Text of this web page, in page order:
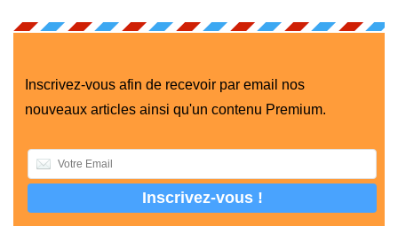
Inscrivez-vous afin de recevoir par email nos
nouveaux articles ainsi qu'un contenu Premium.